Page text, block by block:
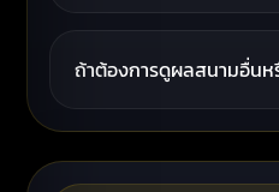
ถ้าต้องการดูผลสนามอื่นห